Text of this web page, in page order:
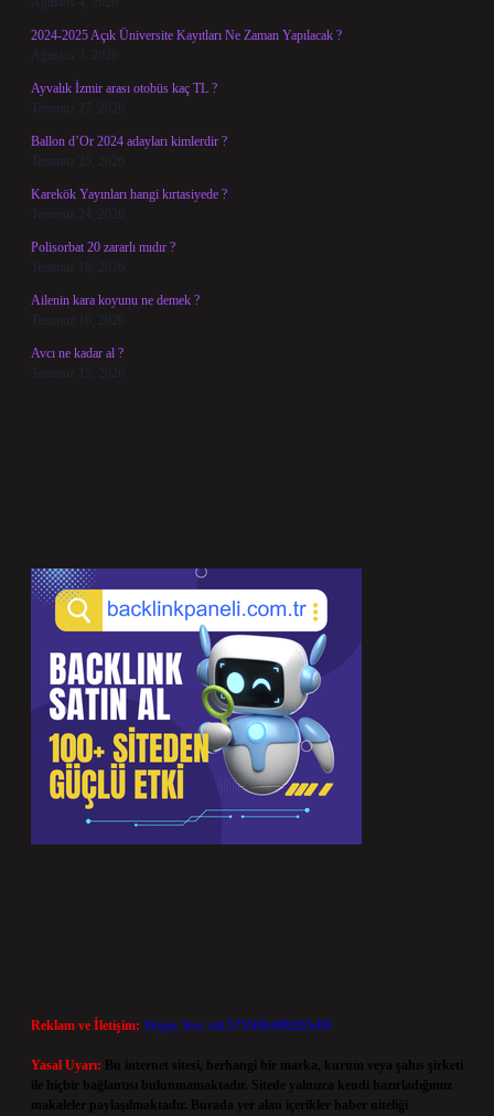
2024-2025 Açık Üniversite Kayıtları Ne Zaman Yapılacak ?
Ağustos 3, 2026
Ayvalık İzmir arası otobüs kaç TL ?
Temmuz 27, 2026
Ballon d’Or 2024 adayları kimlerdir ?
Temmuz 25, 2026
Karekök Yayınları hangi kırtasiyede ?
Temmuz 24, 2026
Polisorbat 20 zararlı mıdır ?
Temmuz 18, 2026
Ailenin kara koyunu ne demek ?
Temmuz 16, 2026
Avcı ne kadar al ?
Temmuz 15, 2026
Reklam ve İletişim: Skype: live:.cid.575569c608265c69
Yasal Uyarı:
Bu internet sitesi, herhangi bir marka, kurum veya şahıs şirketi
ile hiçbir bağlantısı bulunmamaktadır. Sitede yalnızca kendi hazırladığımız
makaleler paylaşılmaktadır. Burada yer alan içerikler haber niteliği